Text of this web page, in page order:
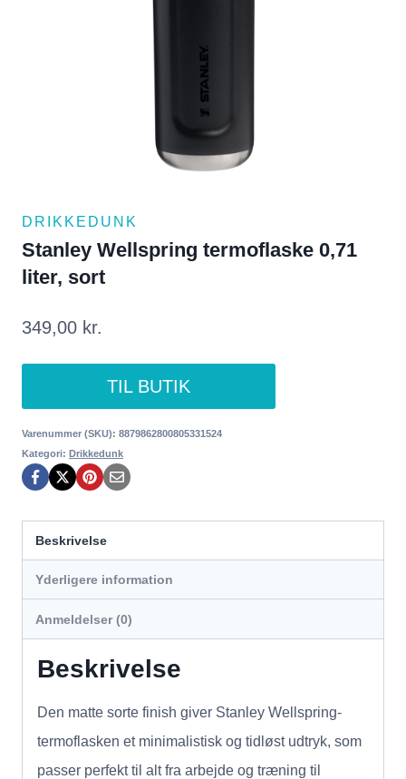
DRIKKEDUNK
Stanley Wellspring termoflaske 0,71
liter, sort
349,00 kr.
TIL BUTIK
Varenummer (SKU): 8879862800805331524
Kategori: Drikkedunk
Beskrivelse
Yderligere information
Anmeldelser (0)
Beskrivelse
Den matte sorte finish giver Stanley Wellspring-
termoflasken et minimalistisk og tidløst udtryk, som
passer perfekt til alt fra arbejde og træning til